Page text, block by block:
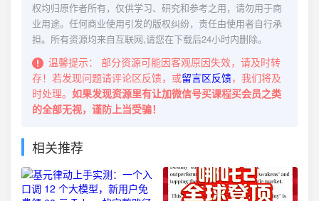
权均归原作者所有，仅供学习、研究和参考之用，请勿用于商
业用途。任何商业使用引发的版权纠纷，责任由使用者自行承
担。所有资源均来自互联网,请您在下载后24小时内删除。
温馨提示：
部分资源可能因客观原因失效，请及时转
存！若发现问题请评论区反馈，或留言区反馈，我们将及
时处理。 如果发现资源里有让加微信号买课程买会员之类
的全部无视，谨防上当受骗！
相关推荐